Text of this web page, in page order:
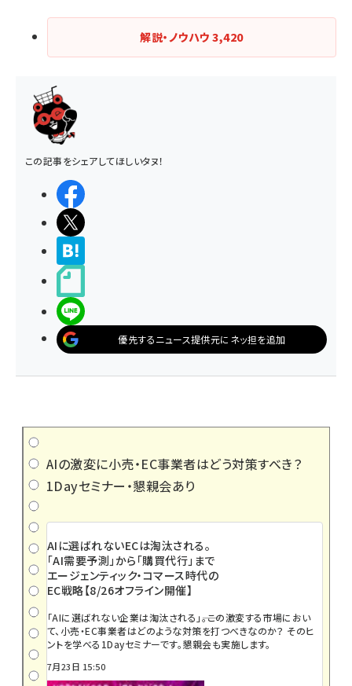
解説・ノウハウ3,420
この記事をシェアしてほしいタヌ！
優先するニュース提供元にネッ担を追加
AIの激変に小売・EC事業者はどう対策すべき？
1Dayセミナー・懇親会あり
AIに選ばれないECは淘汰される。
「AI需要予測」から「購買代行」まで
エージェンティック・コマース時代の
EC戦略【8/26オフライン開催】
「AIに選ばれない企業は淘汰される」――。この激変する市場におい
て、小売・EC事業者はどのような対策を打つべきなのか？ そのヒ
ントを学べる1Dayセミナーです。懇親会も実施します。
7月23日 15:50